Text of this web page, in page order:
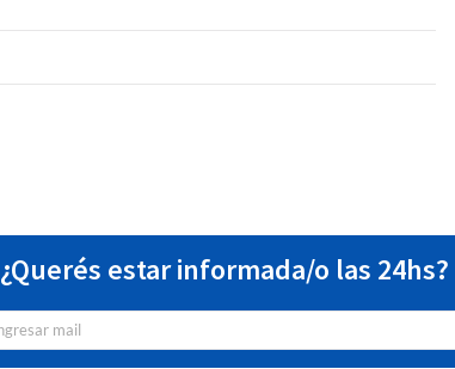
¿Querés estar informada/o las 24hs?